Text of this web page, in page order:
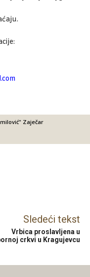
Zaječar
Sledeći tekst
Vrbica proslavljena u
crkvi u Kragujevcu